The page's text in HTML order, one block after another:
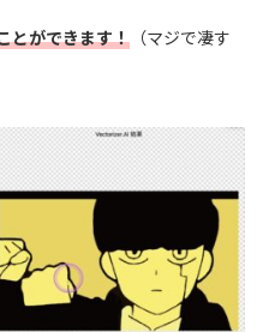
とができます！ （マジで凄す